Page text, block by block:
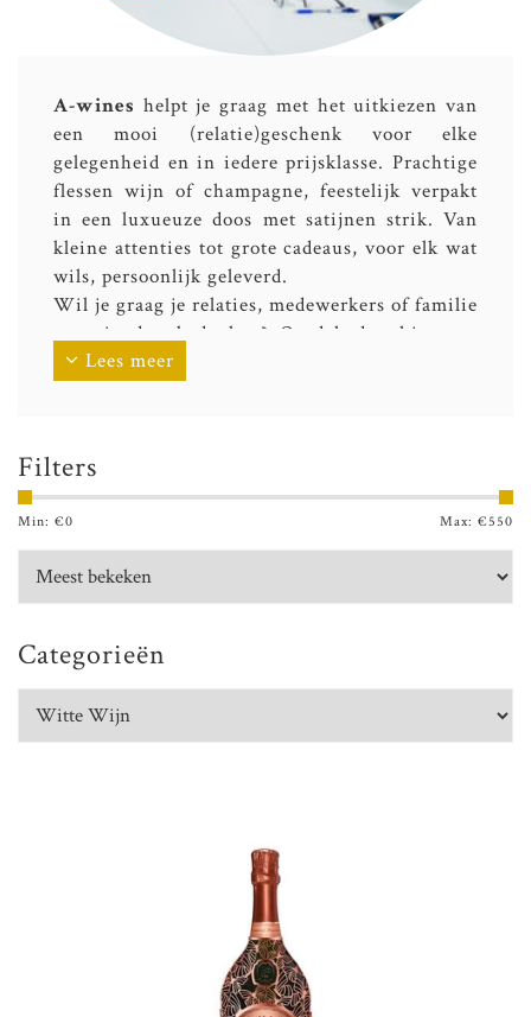
A-wines helpt je graag met het uitkiezen van
een mooi (relatie)geschenk voor elke
gelegenheid en in iedere prijsklasse. Prachtige
flessen wijn of champagne, feestelijk verpakt
in een luxueuze doos met satijnen strik. Van
kleine attenties tot grote cadeaus, voor elk wat
wils, persoonlijk geleverd.
Wil je graag je relaties, medewerkers of familie
en vrienden bedanken? Ontdek dan hier ons
aanbod of contacteer ons via
Lees meer
Filters
Min: €0 Max: €550
Categorieën